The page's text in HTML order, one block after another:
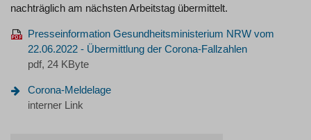
nachträglich am nächsten Arbeitstag übermittelt.
Presseinformation Gesundheitsministerium NRW vom
22.06.2022 - Übermittlung der Corona-Fallzahlen
pdf, 24 KByte
Corona-Meldelage
interner Link